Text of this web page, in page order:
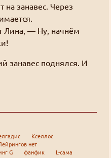
на занавес. Через
Лина, — Ну, начнём
занавес поднялся. И
Кселлос
нет
G фанфик L-сама